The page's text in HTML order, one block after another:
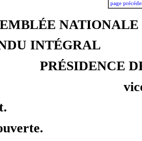
page
NATIONALE
INTÉGRAL
PRÉSIDENCE